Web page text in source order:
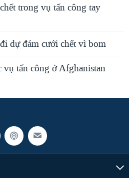
trong vụ tấn công tay
dự đám cưới chết vì bom
vụ tấn công ở Afghanistan